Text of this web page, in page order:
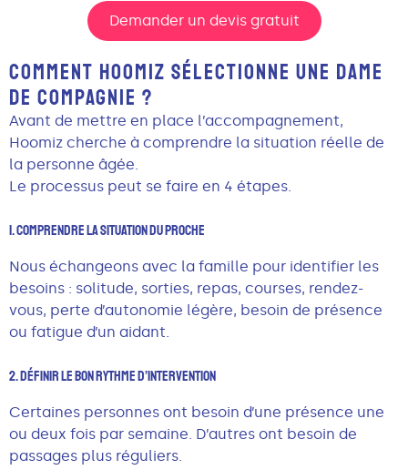
Demander un devis gratuit
COMMENT HOOMIZ SÉLECTIONNE UNE DAME
DE COMPAGNIE ?
Avant de mettre en place l’accompagnement,
Hoomiz cherche à comprendre la situation réelle de
la personne âgée.
Le processus peut se faire en 4 étapes.
1. Comprendre La Situation Du Proche
Nous échangeons avec la famille pour identifier les
besoins : solitude, sorties, repas, courses, rendez-
vous, perte d’autonomie légère, besoin de présence
ou fatigue d’un aidant.
2. Définir Le Bon Rythme D’intervention
Certaines personnes ont besoin d’une présence une
ou deux fois par semaine. D’autres ont besoin de
passages plus réguliers.